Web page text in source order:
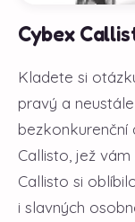
Cybex
Kladete si
pravý a
Callisto, jež
Callisto si
i slavných